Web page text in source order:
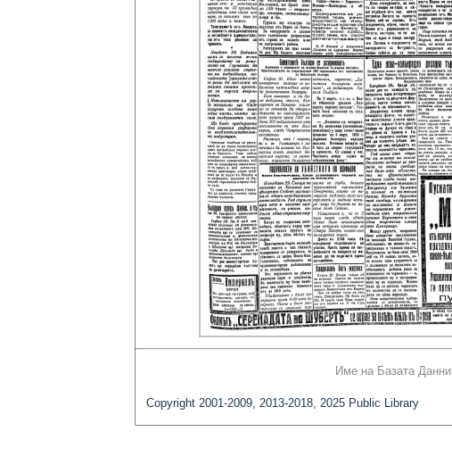
Име на Базата Данни
Copyright 2001-2009, 2013-2018, 2025 Public Library